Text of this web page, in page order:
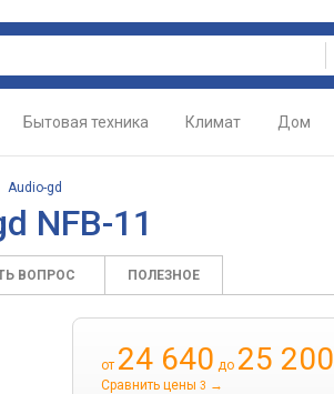
Бытовая техника Климат Дом
Audio-gd
NFB-11
ВОПРОС ПОЛЕЗНОЕ
от 24 640 до 25 200
Сравнить цены 3 →